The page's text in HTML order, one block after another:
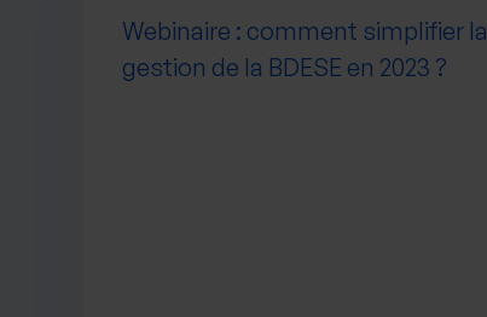
Webinaire : comment simplifier la
gestion de la BDESE en 2023 ?